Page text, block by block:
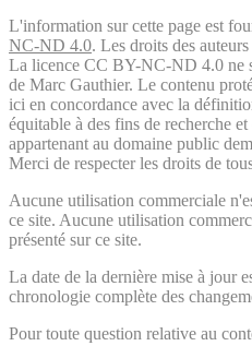
L'information sur cette page est
NC-ND 4.0. Les droits des
La licence CC BY-NC-ND 4.0 ne
de Marc Gauthier. Le contenu
ici en concordance avec la
équitable à des fins de recherche
appartenant au domaine public
Merci de respecter les droits de
Aucune utilisation commerciale
ce site. Aucune utilisation
présenté sur ce site.
La date de la dernière mise à jour
chronologie complète des
Pour toute question relative au